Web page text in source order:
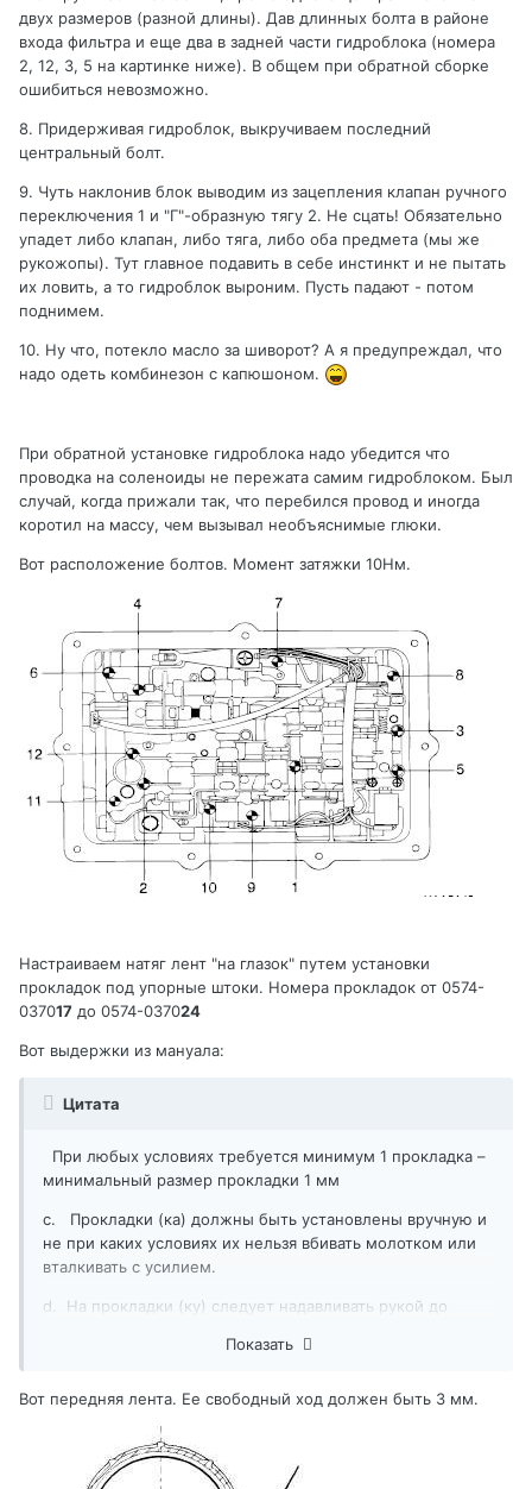
двух размеров (разной длины). Дав длинных болта в районе
входа фильтра и еще два в задней части гидроблока (номера
2, 12, 3, 5 на картинке ниже). В общем при обратной сборке
ошибиться невозможно.
8. Придерживая гидроблок, выкручиваем последний
центральный болт.
9. Чуть наклонив блок выводим из зацепления клапан ручного
переключения 1 и "Г"-образную тягу 2. Не сцать! Обязательно
упадет либо клапан, либо тяга, либо оба предмета (мы же
рукожопы). Тут главное подавить в себе инстинкт и не пытать
их ловить, а то гидроблок выроним. Пусть падают - потом
поднимем.
10. Ну что, потекло масло за шиворот? А я предупреждал, что
надо одеть комбинезон с капюшоном.
При обратной установке гидроблока надо убедится что
проводка на соленоиды не пережата самим гидроблоком. Был
случай, когда прижали так, что перебился провод и иногда
коротил на массу, чем вызывал необъяснимые глюки.
Вот расположение болтов. Момент затяжки 10Нм.
Настраиваем натяг лент "на глазок" путем установки
прокладок под упорные штоки. Номера прокладок от 0574-
037017 до 0574-037024
Вот выдержки из мануала:
Цитата
При любых условиях требуется минимум 1 прокладка –
минимальный размер прокладки 1 мм
c. Прокладки (ка) должны быть установлены вручную и
не при каких условиях их нельзя вбивать молотком или
вталкивать с усилием.
d. На прокладки (ку) следует надавливать рукой до
зафиксированы на месте.
Показать
Вот передняя лента. Ее свободный ход должен быть 3 мм.